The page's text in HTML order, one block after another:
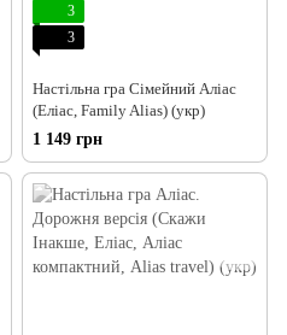
3
3
Настільна гра Сімейний Аліас
(Еліас, Family Alias) (укр)
1 149 грн